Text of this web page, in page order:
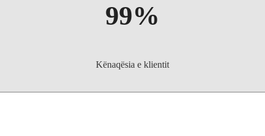
99%
Kënaqësia e klientit